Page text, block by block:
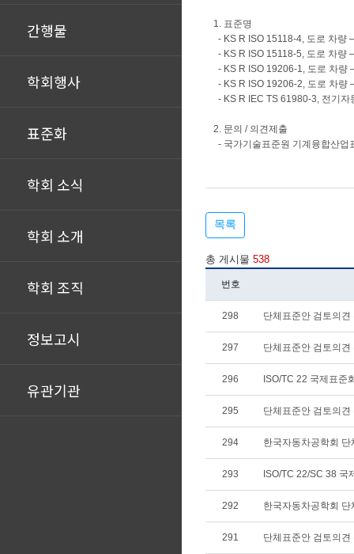
간행물
학회행사
표준화
학회 소식
학회 소개
학회 조직
정보고시
유관기관
1. 표준명
- KS R ISO 15118-4, 도로 차량
- KS R ISO 15118-5, 도로 차량
- KS R ISO 19206-1, 도로 차량
- KS R ISO 19206-2, 도로 차량
- KS R IEC TS 61980-3, 전기
2. 문의 / 의견제출
- 국가기술표준원 기계융합산
목록
총 게시물 538
번호
298 단체표준안 검토의견
297 단체표준안 검토의견
296 ISO/TC 22 국제표준
295 단체표준안 검토의견
294 한국자동차공학회
293 ISO/TC 22/SC 38 국
292 한국자동차공학회
291 단체표준안 검토의견